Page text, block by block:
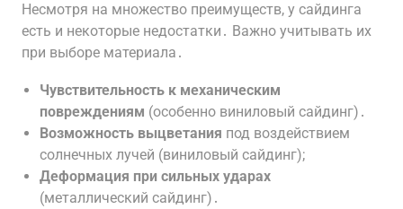
Несмотря на множество преимуществ, у сайдинга
есть и некоторые недостатки․ Важно учитывать их
при выборе материала․
Чувствительность к механическим
повреждениям (особенно виниловый сайдинг)․
Возможность выцветания под воздействием
солнечных лучей (виниловый сайдинг);
Деформация при сильных ударах
(металлический сайдинг)․